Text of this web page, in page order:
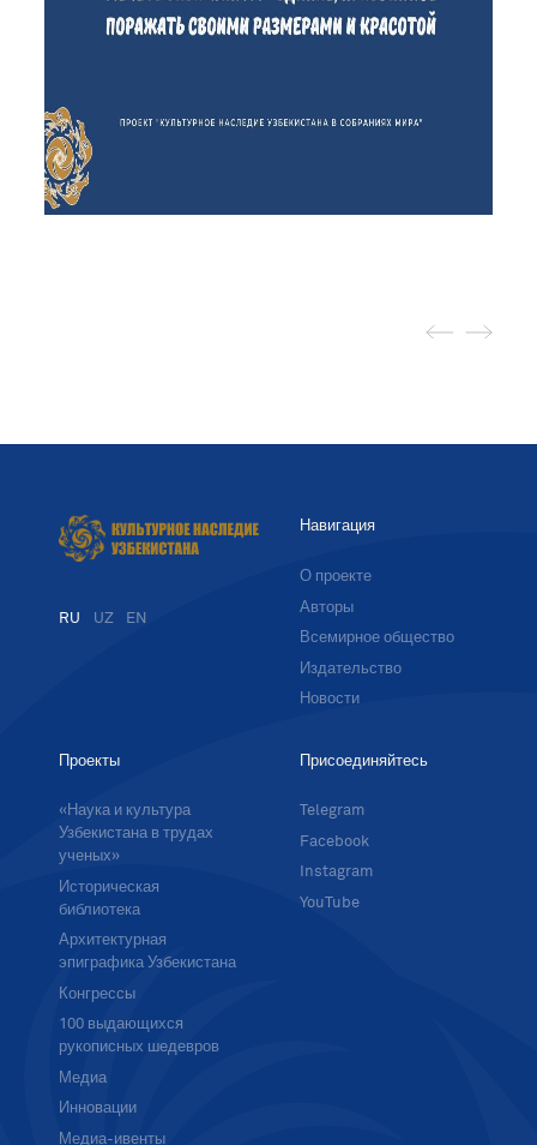
RU UZ EN
Навигация
О проекте
Авторы
Всемирное общество
Издательство
Новости
Проекты
«Наука и культура
Узбекистана в трудах
ученых»
Историческая
библиотека
Архитектурная
эпиграфика Узбекистана
Конгрессы
100 выдающихся
рукописных шедевров
Медиа
Инновации
Медиа-ивенты
Присоединяйтесь
Telegram
Facebook
Instagram
YouTube